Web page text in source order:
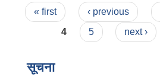
Pages
« first ‹ previous
4
5 next ›
सूचना